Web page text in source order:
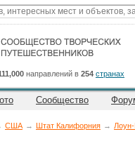
направлений в 254 странах
Сообщество
CША → Штат Калифорния →